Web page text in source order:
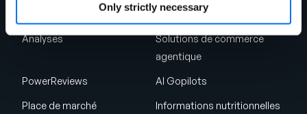
Only strictly necessary
Vendor Central
Analyses
Solutions de commerce
agentique
PowerReviews AI Gopilots
Place de marché
Informations nutritionnelles